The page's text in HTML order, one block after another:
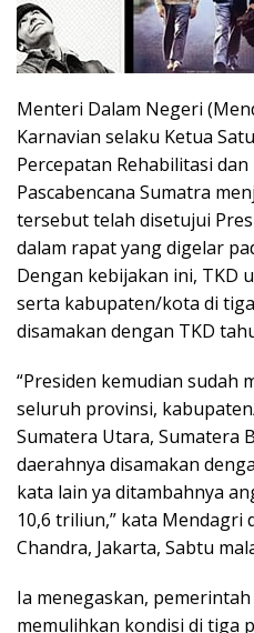
Menteri Dalam Negeri
Karnavian selaku Ketua
Percepatan Rehabilitasi
Pascabencana Sumatra
tersebut telah disetujui
dalam rapat yang digelar
Dengan kebijakan ini, TKD
serta kabupaten/kota di
disamakan dengan TKD
“Presiden kemudian sudah
seluruh provinsi,
Sumatera Utara, Sumatera
daerahnya disamakan
kata lain ya ditambahnya
10,6 triliun,” kata Mendagri
Chandra, Jakarta, Sabtu
Ia menegaskan,
memulihkan kondisi di tiga